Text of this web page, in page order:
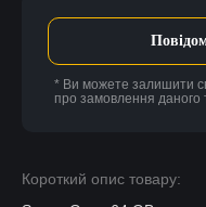
Короткий опис товару:
* Ви можете залишити
про замовлення даного